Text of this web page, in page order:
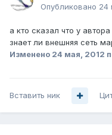
Опубликовано 24
а кто сказал что у
знает ли внешняя сеть
Изменено 24 мая, 2012
Вставить ник